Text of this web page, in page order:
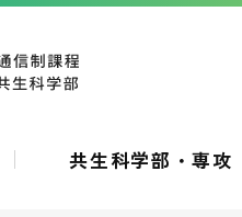
共生科学部・専攻